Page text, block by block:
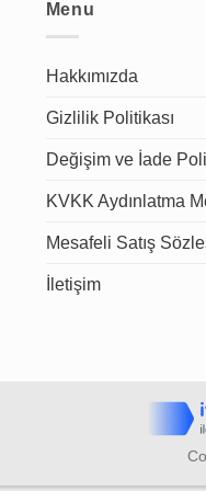
Menu
Hakkımızda
Gizlilik Politikası
Değişim ve İade
KVKK Aydınlatma
Mesafeli Satış
İletişim